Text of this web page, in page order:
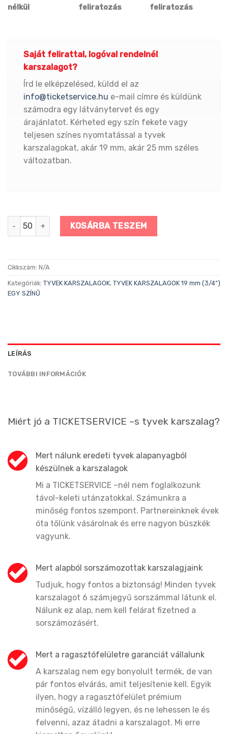
nélkül
feliratozás
feliratozás
Saját felirattal, logóval rendelnél
karszalagot?
Írd le elképzelésed, küldd el az
info@ticketservice.hu e-mail címre és küldünk
számodra egy látványtervet és egy
árajánlatot. Kérheted egy szín fekete vagy
teljesen színes nyomtatással a tyvek
karszalagokat, akár 19 mm, akár 25 mm széles
változatban.
Kék színű tyvek karszalag mennyiség
KOSÁRBA TESZEM
Cikkszám: N/A
Kategóriák: TYVEK KARSZALAGOK, TYVEK KARSZALAGOK 19 mm (3/4”)
EGY SZÍNŰ
LEÍRÁS
TOVÁBBI INFORMÁCIÓK
Miért jó a TICKETSERVICE –s tyvek karszalag?
Mert nálunk eredeti tyvek alapanyagból
készülnek a karszalagok
Mi a TICKETSERVICE –nél nem foglalkozunk
távol-keleti utánzatokkal. Számunkra a
minőség fontos szempont. Partnereinknek évek
óta tőlünk vásárolnak és erre nagyon büszkék
vagyunk.
Mert alapból sorszámozottak karszalagjaink
Tudjuk, hogy fontos a biztonság! Minden tyvek
karszalagot 6 számjegyű sorszámmal látunk el.
Nálunk ez alap, nem kell felárat fizetned a
sorszámozásért.
Mert a ragasztófelületre garanciát vállalunk
A karszalag nem egy bonyolult termék, de van
pár fontos elvárás, amit teljesítenie kell. Egyik
ilyen, hogy a ragasztófelület prémium
minőségű, vízálló legyen, és ne lehessen le és
felvenni, azaz átadni a karszalagot. Mi erre